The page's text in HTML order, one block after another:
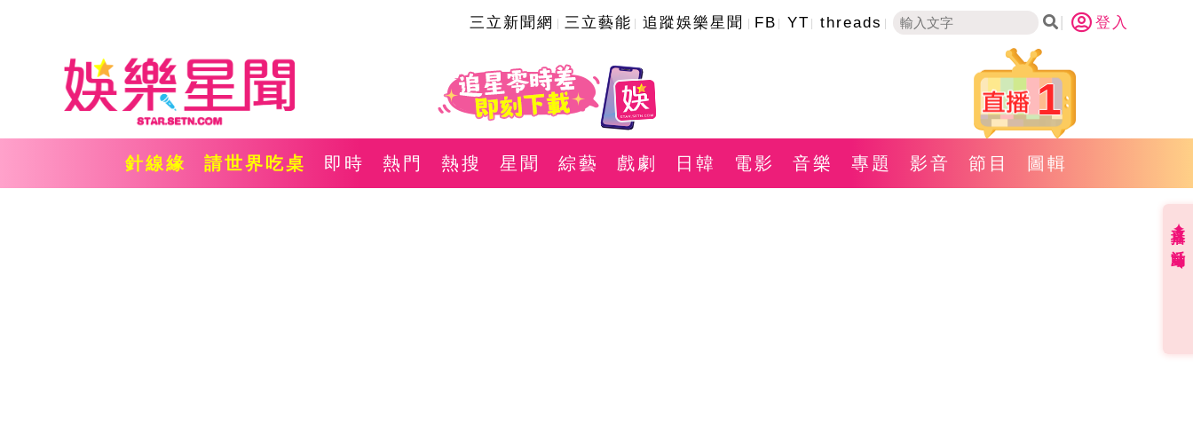
三立新聞網 三立藝能 追蹤娛樂星聞 FB YT threads 登入
1
針線緣 請世界吃桌 即時 熱門 熱搜 星聞 綜藝 戲劇 日韓 電影 音樂 專題 影音 節目 圖輯
直播✦活動